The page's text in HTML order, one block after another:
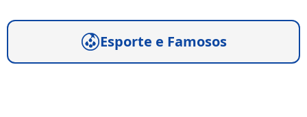
Esporte e Famosos